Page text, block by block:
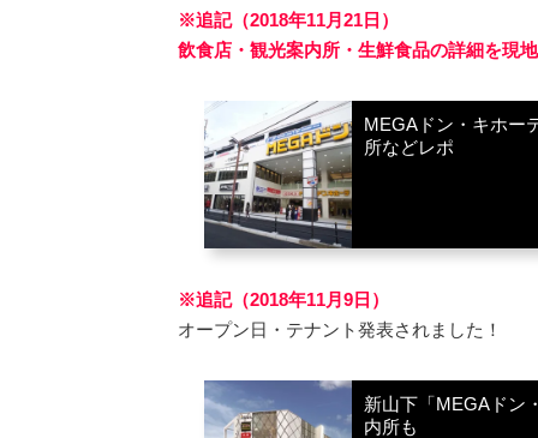
※追記（2018年11月21日）
飲食店・観光案内所・生鮮食品の詳細を現
MEGAドン・キホー
所などレポ
※追記（2018年11月9日）
オープン日・テナント発表されました！
新山下「MEGAドン
内所も